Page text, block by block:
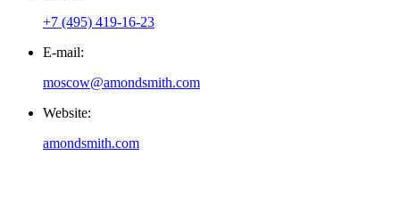
+7 (495) 419-16-23
E-mail:
moscow@amondsmith.com
Website:
amondsmith.com